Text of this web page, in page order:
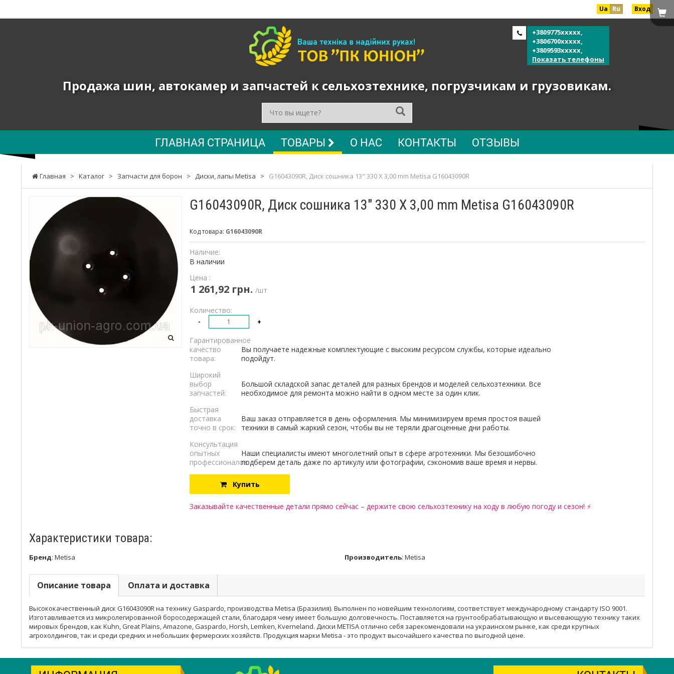
Ua Ru Вход
автокамер
и
запчастей
сельхозтехнике,
погрузчикам
грузовикам.
+3809775xxxxx,
+3806700xxxxx,
+3809593xxxxx,
Показать телефоны
Продажа шин, автокамер и запчастей к сельхозтехнике, погрузчикам и грузовикам.
ГЛАВНАЯ СТРАНИЦА ТОВАРЫ О НАС КОНТАКТЫ ОТЗЫВЫ
Главная > Каталог > Запчасти для борон > Диски, лапы Metisa > G16043090R, Диск сошника 13" 330 X 3,00 mm Metisa G16043090R
G16043090R, Диск сошника 13" 330 X 3,00 mm Metisa G16043090R
Код товара: G16043090R
Наличие:
В наличии
Цена :
1 261,92 грн. /шт
Количество:
- +
Гарантированное
качество
товара:
Вы получаете надежные комплектующие с высоким ресурсом службы, которые идеально
подойдут.
Широкий
выбор
запчастей:
Большой складской запас деталей для разных брендов и моделей сельхозтехники. Все
необходимое для ремонта можно найти в одном месте за один клик.
Быстрая
доставка
точно в срок:
Ваш заказ отправляется в день оформления. Мы минимизируем время простоя вашей
техники в самый жаркий сезон, чтобы вы не теряли драгоценные дни работы.
Консультация
опытных
профессионалов:
Наши специалисты имеют многолетний опыт в сфере агротехники. Мы безошибочно
подберем деталь даже по артикулу или фотографии, сэкономив ваше время и нервы.
Купить
Заказывайте качественные детали прямо сейчас – держите свою сельхозтехнику на ходу в любую погоду и сезон! ⚡
Характеристики товара:
Бренд: Metisa Производитель: Metisa
Описание товара Оплата и доставка
Высококачественный диск G16043090R на технику Gaspardo, производства Metisa (Бразилия). Выполнен по новейшим технологиям, соответствует международному стандарту ISO 9001.
Изготавливается из микролегированной боросодержащей стали, благодаря чему имеет большую долговечность. Поставляется на грунтообрабатывающую и высевающуую технику таких
мировых брендов, как Kuhn, Great Plains, Amazone, Gaspardo, Horsh, Lemken, Kverneland. Диски METISA отлично себя зарекомендовали на украинском рынке, как среди крупных
агрохолдингов, так и среди средних и небольших фермерских хозяйств. Продукция марки Metisa - это продукт высочайшего качества по выгодной цене.